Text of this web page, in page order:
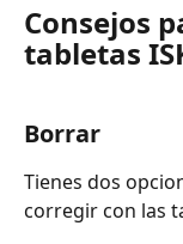
Consejos
tabletas
Borrar
Tienes dos
corregir con las